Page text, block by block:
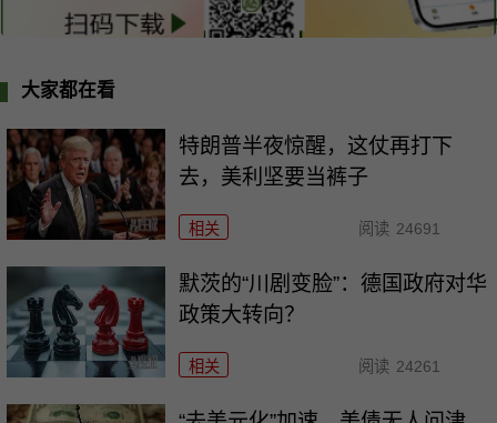
大家都在看
特朗普半夜惊醒，这仗再打下
去，美利坚要当裤子
相关 阅读 24691
默茨的“川剧变脸”：德国政府对华
政策大转向？
相关 阅读 24261